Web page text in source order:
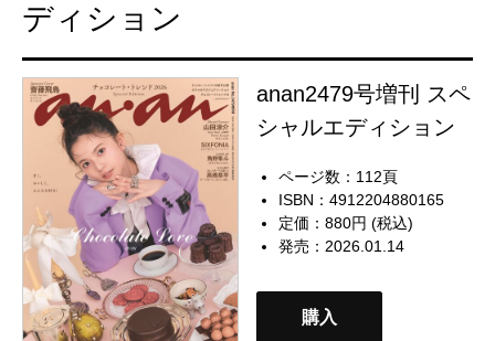
ディション
anan2479号増刊 スペ
シャルエディション
ページ数：112頁
ISBN：4912204880165
定価：880円 (税込)
発売：2026.01.14
購入